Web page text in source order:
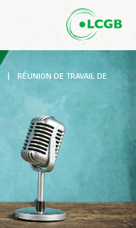
RÉUNION DE TRAVAIL DE